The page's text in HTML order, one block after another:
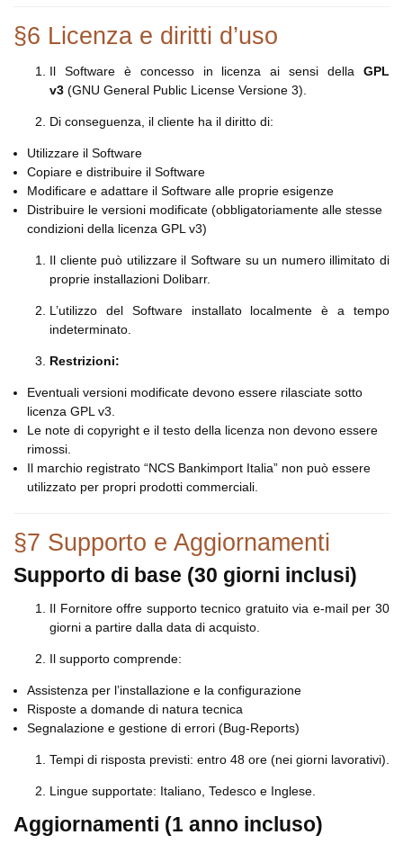
§6 Licenza e diritti d’uso
Il Software è concesso in licenza ai sensi della GPL
v3 (GNU General Public License Versione 3).
Di conseguenza, il cliente ha il diritto di:
Utilizzare il Software
Copiare e distribuire il Software
Modificare e adattare il Software alle proprie esigenze
Distribuire le versioni modificate (obbligatoriamente alle stesse
condizioni della licenza GPL v3)
Il cliente può utilizzare il Software su un numero illimitato di
proprie installazioni Dolibarr.
L’utilizzo del Software installato localmente è a tempo
indeterminato.
Restrizioni:
Eventuali versioni modificate devono essere rilasciate sotto
licenza GPL v3.
Le note di copyright e il testo della licenza non devono essere
rimossi.
Il marchio registrato “NCS Bankimport Italia” non può essere
utilizzato per propri prodotti commerciali.
§7 Supporto e Aggiornamenti
Supporto di base (30 giorni inclusi)
Il Fornitore offre supporto tecnico gratuito via e-mail per 30
giorni a partire dalla data di acquisto.
Il supporto comprende:
Assistenza per l’installazione e la configurazione
Risposte a domande di natura tecnica
Segnalazione e gestione di errori (Bug-Reports)
Tempi di risposta previsti: entro 48 ore (nei giorni lavorativi).
Lingue supportate: Italiano, Tedesco e Inglese.
Aggiornamenti (1 anno incluso)